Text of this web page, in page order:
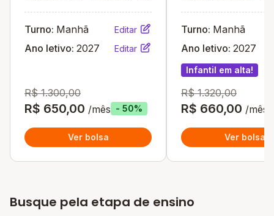
Turno: Manhã Editar
Ano letivo: 2027 Editar
R$ 1.300,00
R$ 650,00 /mês - 50%
Ver bolsa
Turno: Manhã
Ano letivo: 2027
Infantil em alta!
R$ 1.320,00
R$ 660,00 /mês
Ver bolsa
Busque pela etapa de ensino